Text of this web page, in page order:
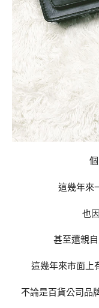
這幾年來
也
甚至還親
這幾年來市面上
不論是百貨公司品